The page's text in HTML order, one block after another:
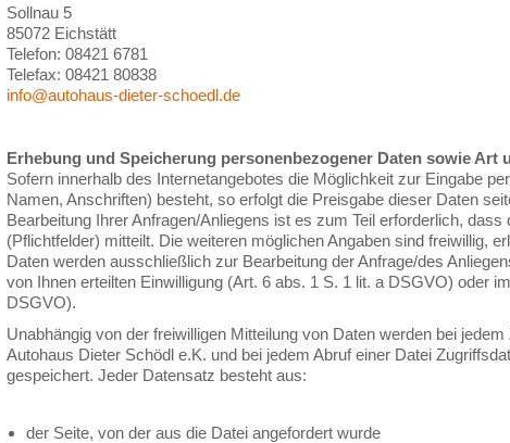
Sollnau 5
85072 Eichstätt
Telefon: 08421 6781
Telefax: 08421 80838
info@autohaus-dieter-schoedl.de
Erhebung und Speicherung personenbezogener Daten sowie Art
Sofern innerhalb des Internetangebotes die Möglichkeit zur Eingabe
Namen, Anschriften) besteht, so erfolgt die Preisgabe dieser Daten
Bearbeitung Ihrer Anfragen/Anliegens ist es zum Teil erforderlich,
(Pflichtfelder) mitteilt. Die weiteren möglichen Angaben sind freiwillig,
Daten werden ausschließlich zur Bearbeitung der Anfrage/des
von Ihnen erteilten Einwilligung (Art. 6 abs. 1 S. 1 lit. a DSGVO) oder
DSGVO).
Unabhängig von der freiwilligen Mitteilung von Daten werden bei
Autohaus Dieter Schödl e.K. und bei jedem Abruf einer Datei
gespeichert. Jeder Datensatz besteht aus:
der Seite, von der aus die Datei angefordert wurde